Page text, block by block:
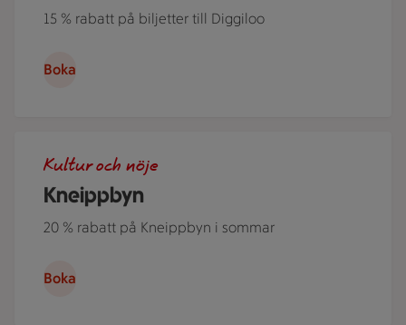
15 % rabatt på biljetter till Diggiloo
Boka
Kneippbyn
Kultur och nöje
20 % rabatt på Kneippbyn i sommar
Boka